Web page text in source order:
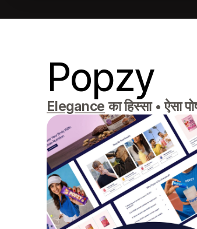
Popzy
Elegance का हिस्सा • ऐसा